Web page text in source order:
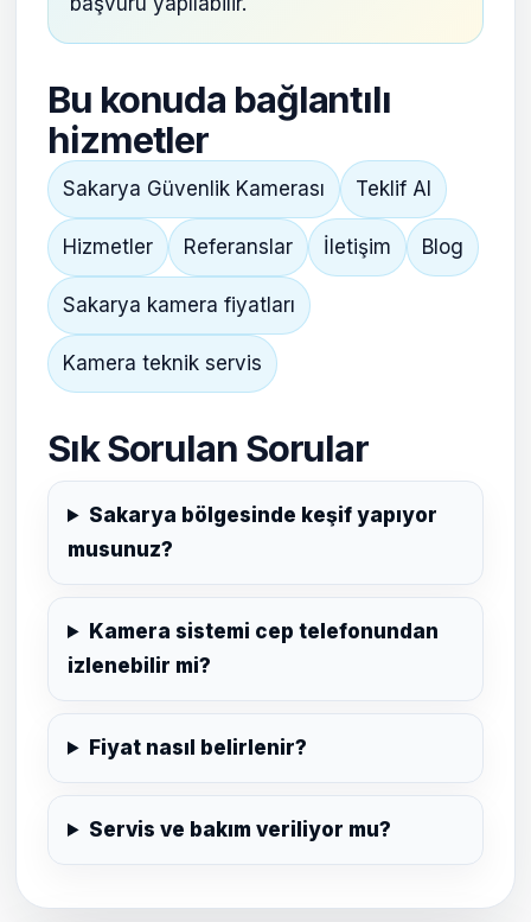
Bu konuda bağlantılı
hizmetler
Sakarya Güvenlik Kamerası Teklif Al
Hizmetler Referanslar İletişim Blog
Sakarya kamera fiyatları
Kamera teknik servis
Sık Sorulan Sorular
Sakarya bölgesinde keşif yapıyor
musunuz?
Kamera sistemi cep telefonundan
izlenebilir mi?
Fiyat nasıl belirlenir?
Servis ve bakım veriliyor mu?